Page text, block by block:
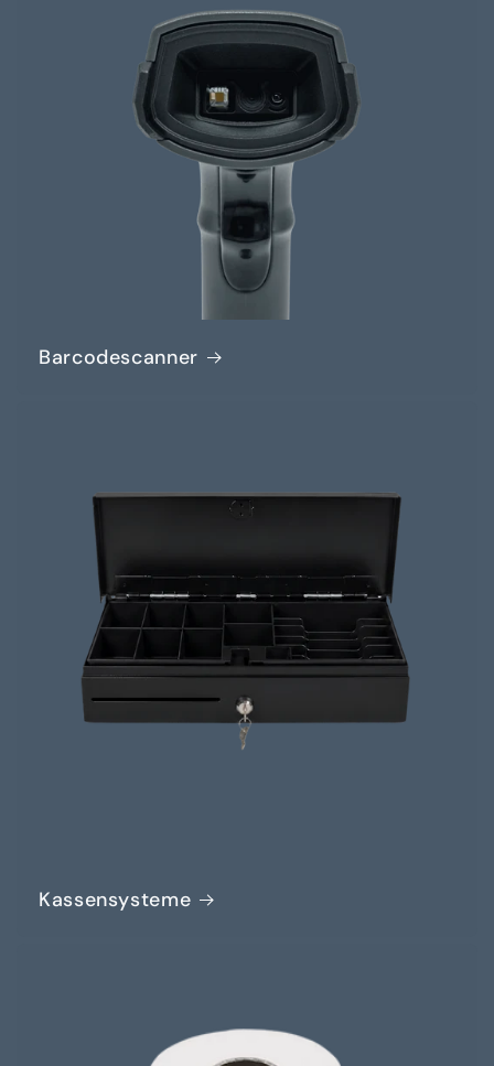
Barcodescanner
Kassensysteme